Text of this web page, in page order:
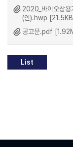
2020_바이오상용
(안).hwp
공고문.pdf
List